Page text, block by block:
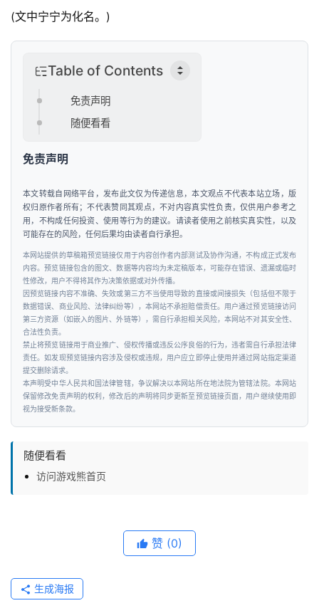
(文中宁宁为化名。)
Table of Contents
免责声明
随便看看
免责声明
本文转载自网络平台，发布此文仅为传递信息，本文观点不代表本站立场，版
权归原作者所有；不代表赞同其观点，不对内容真实性负责，仅供用户参考之
用，不构成任何投资、使用等行为的建议。请读者使用之前核实真实性，以及
可能存在的风险，任何后果均由读者自行承担。
本网站提供的草稿箱预览链接仅用于内容创作者内部测试及协作沟通，不构成正式发布
内容。预览链接包含的图文、数据等内容均为未定稿版本，可能存在错误、遗漏或临时
性修改，用户不得将其作为决策依据或对外传播。
因预览链接内容不准确、失效或第三方不当使用导致的直接或间接损失（包括但不限于
数据错误、商业风险、法律纠纷等），本网站不承担赔偿责任。用户通过预览链接访问
第三方资源（如嵌入的图片、外链等），需自行承担相关风险，本网站不对其安全性、
合法性负责。
禁止将预览链接用于商业推广、侵权传播或违反公序良俗的行为，违者需自行承担法律
责任。如发现预览链接内容涉及侵权或违规，用户应立即停止使用并通过网站指定渠道
提交删除请求。
本声明受中华人民共和国法律管辖，争议解决以本网站所在地法院为管辖法院。本网站
保留修改免责声明的权利，修改后的声明将同步更新至预览链接页面，用户继续使用即
视为接受新条款。
随便看看
访问游戏熊首页
赞 (0)
生成海报